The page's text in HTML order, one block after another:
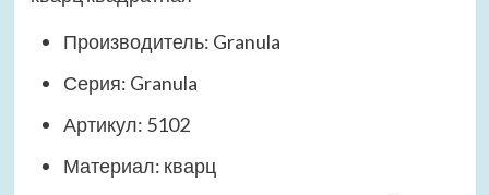
Производитель: Granula
Серия: Granula
Артикул: 5102
Материал: кварц